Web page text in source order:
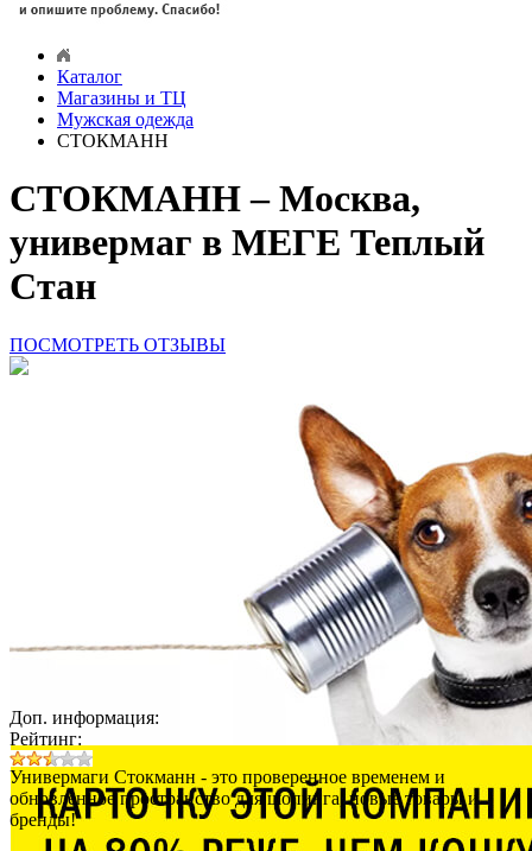
Каталог
Магазины и ТЦ
Мужская одежда
СТОКМАНН
СТОКМАНН – Москва,
универмаг в МЕГЕ Теплый
Стан
ПОСМОТРЕТЬ ОТЗЫВЫ
Доп. информация:
Рейтинг:
Универмаги Стокманн - это проверенное временем и
обновленное пространство для шопинга, новые товары и
бренды!